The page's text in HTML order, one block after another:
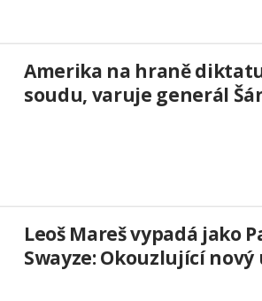
Amerika na hraně
soudu, varuje generál
Leoš Mareš vypadá jako
Swayze: Okouzlující nový